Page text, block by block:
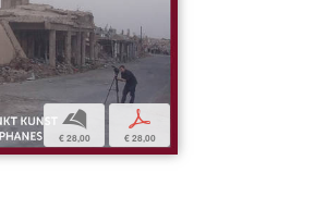
b
€ 28,00
p
€ 28,00